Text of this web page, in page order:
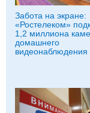
Забота на экране:
«Ростелеком»
1,2 миллиона
домашнего
видеонаблюдения